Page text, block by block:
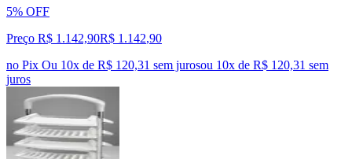
5% OFF
Preço R$ 1.142,90R$ 1.142,90
no Pix Ou 10x de R$ 120,31 sem jurosou 10x de R$ 120,31 sem
juros